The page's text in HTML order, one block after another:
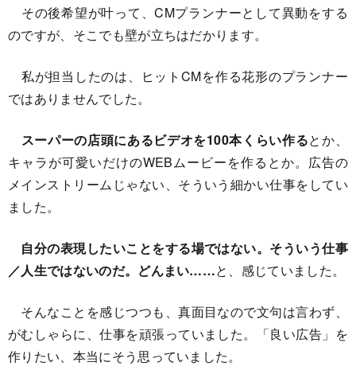
その後希望が叶って、CMプランナーとして異動をする
のですが、そこでも壁が立ちはだかります。
私が担当したのは、ヒットCMを作る花形のプランナー
ではありませんでした。
スーパーの店頭にあるビデオを100本くらい作るとか、
キャラが可愛いだけのWEBムービーを作るとか。広告の
メインストリームじゃない、そういう細かい仕事をしてい
ました。
自分の表現したいことをする場ではない。そういう仕事
／人生ではないのだ。どんまい……と、感じていました。
そんなことを感じつつも、真面目なので文句は言わず、
がむしゃらに、仕事を頑張っていました。「良い広告」を
作りたい、本当にそう思っていました。